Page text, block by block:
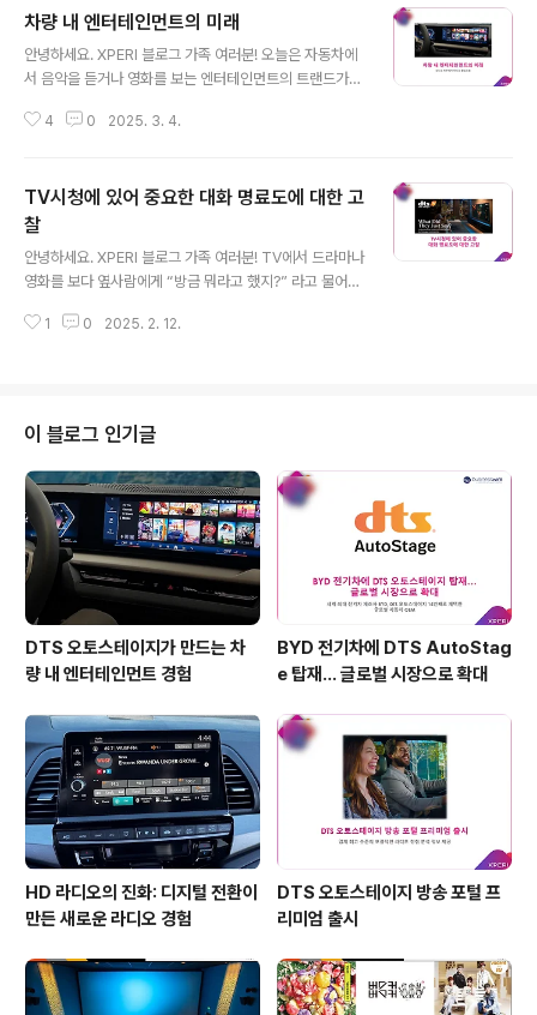
표 고객에게 도달하는 방식을 재정의하고 있습니다. 스트
리밍 시장 통합과 거대 기업 닐슨의 2025년 보고서에 따
르면, 스트리밍은 미국 전체 TV 시청량의 거의 절반을 차
중을 차지하고 있습니다. 이에 따라 기존 스튜디오들은 합
차량 내 엔터테인먼트의 미래
안녕하세요. XPERI 블로그 가족 여러분! 오늘은 자동차에
서 음악을 듣거나 영화를 보는 엔터테인먼트의 트랜드가
차 내 엔터테인먼트의 중심은 오디오입니다. 대부분 운전
1%가 음악을 운전 경험에 매우 중요한 요소로 꼽았습니
다. 그럼 앞으로는 어떨까요? 미래에는 아마도 비디오가 그
중심에 설 것으로 예상됩니다. 지금은 주로 사람이 운전을
하지만, 미래에는 자율주행차가 많이 운행할 것이기 때문
다는 눈으로 보고 즐길 수 있는 엔터테인먼트를 선호할 가
4 0 2025. 3. 4.
TV시청에 있어 중요한 대화 명료도에 대한 고
찰
안녕하세요. XPERI 블로그 가족 여러분! TV에서 드라마나
영화를 보다 옆사람에게 “방금 뭐라고 했지?” 라고 물어본
따르면 시청자의 84%가 TV를 보면서 대화를 이해하는
는 TV에서 대화의 명료도를 제공하지 못한다면 이제 접근
방식을 다시 생각해봐야 할 때가 아닐까요? 오늘은 TV시
청 환경에 있어 소비자가 원하는 대화의 명료도는 무엇일
지 알아보도록 하겠습니다. TV 제조업체들에 있어 대화
명료도 문제는 새로운 문제가 아닙니다. 대화 명료도 문제
를 해결하기 위해 기존에 널리 ..
1 0 2025. 2. 12.
이 블로그 인기글
DTS 오토스테이지가 만드는 차
량 내 엔터테인먼트 경험
BYD 전기차에 DTS AutoStag
e 탑재… 글로벌 시장으로 확대
HD 라디오의 진화: 디지털 전환이
만든 새로운 라디오 경험
DTS 오토스테이지 방송 포털 프
리미엄 출시